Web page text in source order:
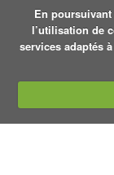
En
l’utilisation de
services adaptés